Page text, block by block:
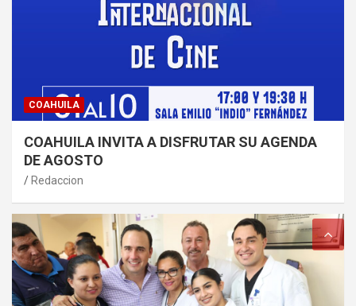
COAHUILA
COAHUILA INVITA A DISFRUTAR SU AGENDA
DE AGOSTO
Redaccion